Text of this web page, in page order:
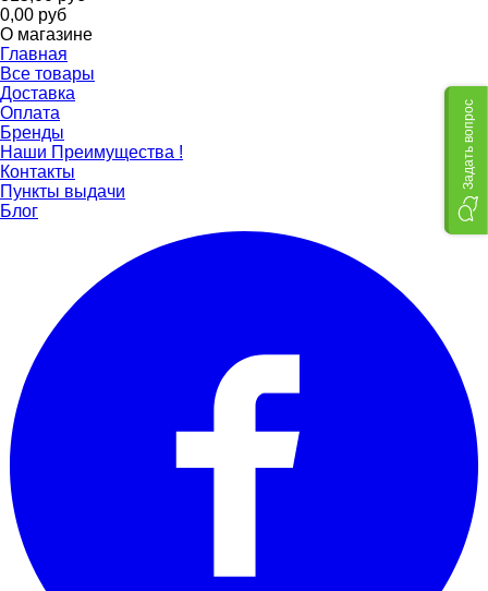
0,00 руб
О магазине
Главная
Все товары
Доставка
Оплата
Бренды
Наши Преимущества !
Контакты
Пункты выдачи
Блог
Задать вопрос